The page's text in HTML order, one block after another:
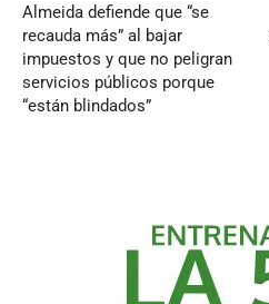
Almeida defiende que “se
recauda más” al bajar
impuestos y que no peligran
servicios públicos porque
“están blindados”